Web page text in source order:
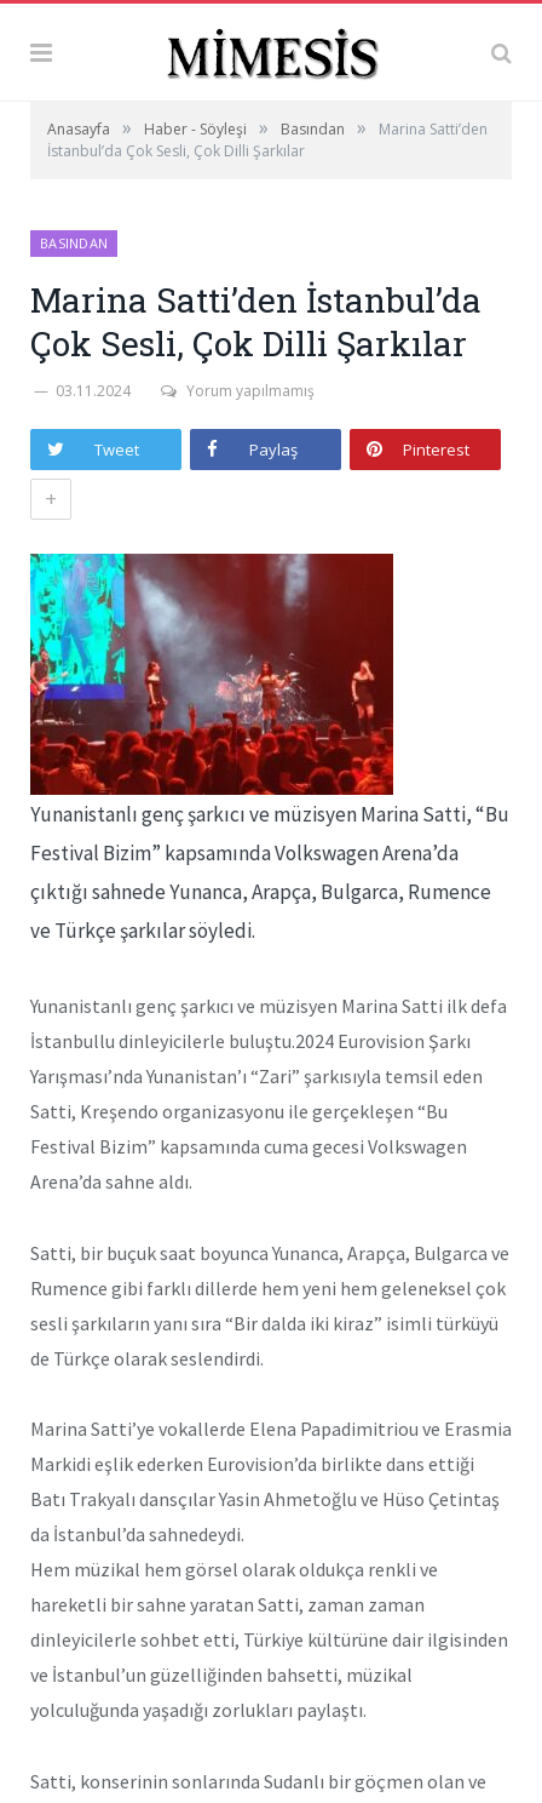
Anasayfa » Haber - Söyleşi » Basından »
Marina Satti’den
İstanbul’da Çok Sesli, Çok Dilli Şarkılar
BASINDAN
Marina Satti’den İstanbul’da
Çok Sesli, Çok Dilli Şarkılar
03.11.2024 Yorum yapılmamış
Tweet Paylaş Pinterest
+
Yunanistanlı genç şarkıcı ve müzisyen Marina Satti, “Bu
Festival Bizim” kapsamında Volkswagen Arena’da
çıktığı sahnede Yunanca, Arapça, Bulgarca, Rumence
ve Türkçe şarkılar söyledi.
Yunanistanlı genç şarkıcı ve müzisyen Marina Satti ilk defa
İstanbullu dinleyicilerle buluştu.2024 Eurovision Şarkı
Yarışması’nda Yunanistan’ı “Zari” şarkısıyla temsil eden
Satti, Kreşendo organizasyonu ile gerçekleşen “Bu
Festival Bizim” kapsamında cuma gecesi Volkswagen
Arena’da sahne aldı.
Satti, bir buçuk saat boyunca Yunanca, Arapça, Bulgarca ve
Rumence gibi farklı dillerde hem yeni hem geleneksel çok
sesli şarkıların yanı sıra “Bir dalda iki kiraz” isimli türküyü
de Türkçe olarak seslendirdi.
Marina Satti’ye vokallerde Elena Papadimitriou ve Erasmia
Markidi eşlik ederken Eurovision’da birlikte dans ettiği
Batı Trakyalı dansçılar Yasin Ahmetoğlu ve Hüso Çetintaş
da İstanbul’da sahnedeydi.
Hem müzikal hem görsel olarak oldukça renkli ve
hareketli bir sahne yaratan Satti, zaman zaman
dinleyicilerle sohbet etti, Türkiye kültürüne dair ilgisinden
ve İstanbul’un güzelliğinden bahsetti, müzikal
yolculuğunda yaşadığı zorlukları paylaştı.
Satti, konserinin sonlarında Sudanlı bir göçmen olan ve